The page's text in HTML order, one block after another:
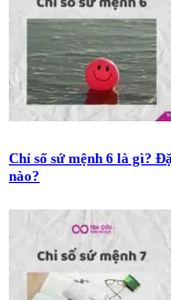
Chỉ số sứ mệnh 6 là gì?
nào?